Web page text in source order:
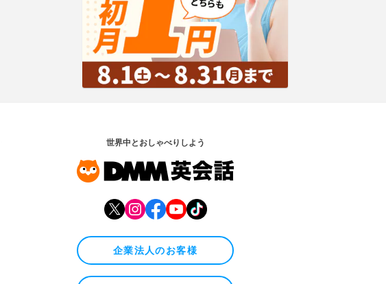
世界中とおしゃべりしよう
企業法人のお客様